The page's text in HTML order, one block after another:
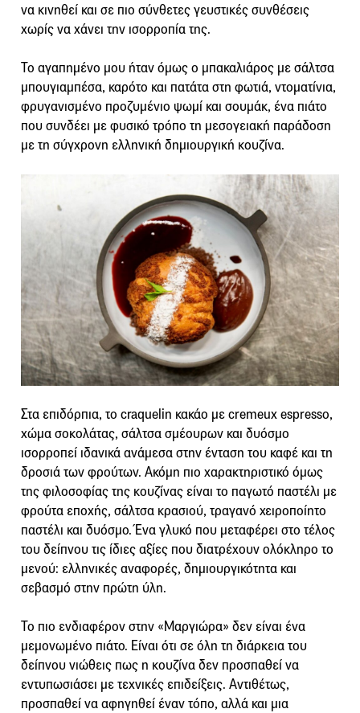
να κινηθεί και σε πιο σύνθετες γευστικές συνθέσεις
χωρίς να χάνει την ισορροπία της.
Το αγαπημένο μου ήταν όμως ο μπακαλιάρος με σάλτσα
μπουγιαμπέσα, καρότο και πατάτα στη φωτιά, ντοματίνια,
φρυγανισμένο προζυμένιο ψωμί και σουμάκ, ένα πιάτο
που συνδέει με φυσικό τρόπο τη μεσογειακή παράδοση
με τη σύγχρονη ελληνική δημιουργική κουζίνα.
Στα επιδόρπια, το craquelin κακάο με cremeux espresso,
χώμα σοκολάτας, σάλτσα σμέουρων και δυόσμο
ισορροπεί ιδανικά ανάμεσα στην ένταση του καφέ και τη
δροσιά των φρούτων. Ακόμη πιο χαρακτηριστικό όμως
της φιλοσοφίας της κουζίνας είναι το παγωτό παστέλι με
φρούτα εποχής, σάλτσα κρασιού, τραγανό χειροποίητο
παστέλι και δυόσμο. Ένα γλυκό που μεταφέρει στο τέλος
του δείπνου τις ίδιες αξίες που διατρέχουν ολόκληρο το
μενού: ελληνικές αναφορές, δημιουργικότητα και
σεβασμό στην πρώτη ύλη.
Το πιο ενδιαφέρον στην «Μαργιώρα» δεν είναι ένα
μεμονωμένο πιάτο. Είναι ότι σε όλη τη διάρκεια του
δείπνου νιώθεις πως η κουζίνα δεν προσπαθεί να
εντυπωσιάσει με τεχνικές επιδείξεις. Αντιθέτως,
προσπαθεί να αφηγηθεί έναν τόπο, αλλά και μια